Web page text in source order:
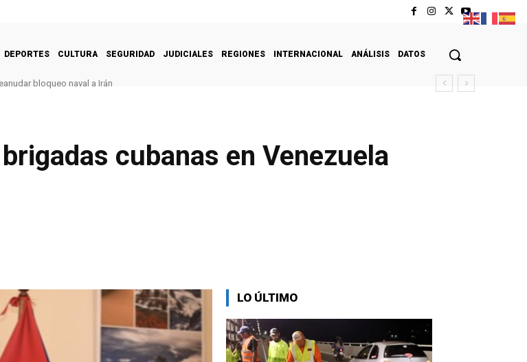
DEPORTES CULTURA SEGURIDAD JUDICIALES REGIONES INTERNACIONAL ANÁLISIS DATOS
bloqueo naval a Irán
cubanas en Venezuela
LO ÚLTIMO